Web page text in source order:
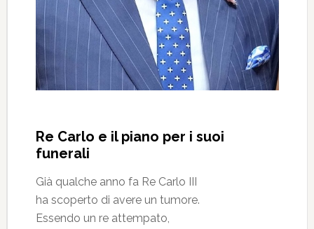
Re Carlo e il piano per i suoi
funerali
Già qualche anno fa Re Carlo III
ha scoperto di avere un tumore.
Essendo un re attempato,